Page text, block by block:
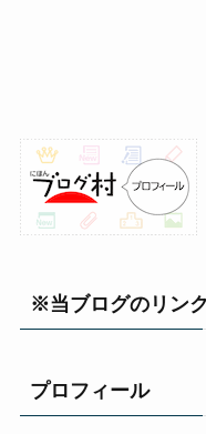
※当ブログのリン
プロフィール